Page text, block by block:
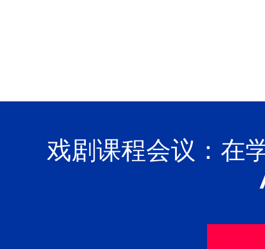
戏剧课程会议：在